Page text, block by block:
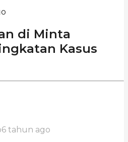
di Minta
Kasus
6 tahun ago